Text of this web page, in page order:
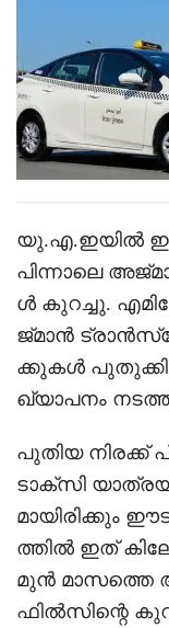
യു.എ.ഇയിൽ
പിന്നാലെ
ൾ കുറച്ചു.
ജ്മാൻ
ക്കുകൾ പുതുക്കി
ഖ്യാപനം
പുതിയ നിരക്ക്
ടാക്സി
മായിരിക്കും
ത്തിൽ ഇത്
മുൻ മാസത്തെ
ഫിൽസിന്റെ